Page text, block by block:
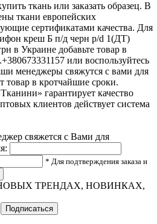
ткань или заказать образец. В
ткани европейских
сертификатами качества. Для
креш Б п/д черн p/d 1(ДТ)
в Украине добавьте товар в
или воспользуйтесь
менеджеры свяжутся с вами для
товар в кротчайшие сроки.
гарантирует качество
клиентов действует система
свяжется с Вами для
* Для подтверждения заказа и
ТРЕНДАХ, НОВИНКАХ,